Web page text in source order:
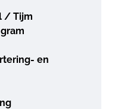
/ Tijm
en